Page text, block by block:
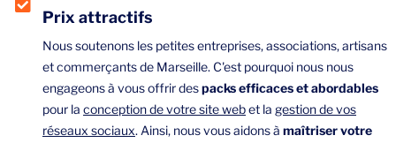
Prix attractifs
Nous soutenons les petites entreprises, associations, artisans
et commerçants de Marseille. C'est pourquoi nous nous
engageons à vous offrir despacks efficaces et abordables
pour la conception de votre site webet la gestion de vos
réseaux sociaux. Ainsi, nous vous aidons à maîtriser votre